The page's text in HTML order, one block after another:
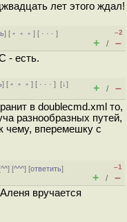
лет этого ждал!
] [ ﹢﹢﹢] [ · · ·]
–2
+ / –
- есть.
] [ ﹢﹢﹢] [ · · ·][↓]
+ / –
в doublecmd.xml то,
разнообразных путей,
чему, вперемешку с
^^] [^^^] [ответить]
–1
+ / –
вручается